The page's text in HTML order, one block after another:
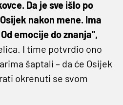
Da je sve išlo po
nakon mene. Ima
emocije do znanja”,
I time potvrdio ono
šaptali – da će Osijek
okrenuti se svom